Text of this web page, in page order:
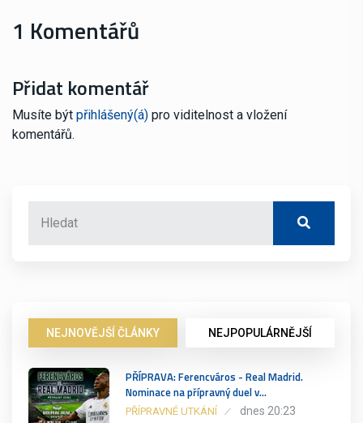
1 Komentářů
Přidat komentář
Musíte být přihlášený(á) pro viditelnost a vložení
komentářů.
NEJNOVĚJŠÍ ČLÁNKY NEJPOPULÁRNĚJŠÍ
PŘÍPRAVA: Ferencváros - Real Madrid.
Nominace na přípravný duel v…
PŘÍPRAVNÉ UTKÁNÍ dnes 20:23